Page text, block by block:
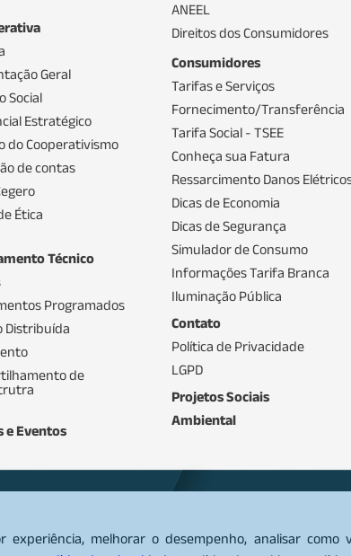
experiência, melhorar o desempenho, analisar
Geral
Social
Estratégico
do Cooperativismo
de contas
Ética
Técnico
Programados
Distribuída
de
e Eventos
ANEEL
Direitos dos Consumidores
Consumidores
Tarifas e Serviços
Fornecimento/Transferência
Tarifa Social - TSEE
Conheça sua Fatura
Ressarcimento Danos
Dicas de Economia
Dicas de Segurança
Simulador de Consumo
Informações Tarifa Branca
Iluminação Pública
Contato
Política de Privacidade
LGPD
Projetos Sociais
Ambiental
8100